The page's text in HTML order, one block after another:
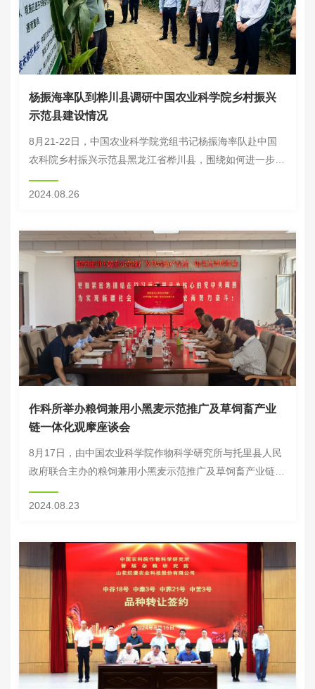
杨振海率队到桦川县调研中国农业科学院乡村振兴
示范县建设情况
8月21-22日，中国农业科学院党组书记杨振海率队赴中国
农科院乡村振兴示范县黑龙江省桦川县，围绕如何进一步深
化院地合作，有力有效科技支撑乡村产业振兴开展实地调研
与交流座谈。中国农科院成果转化局局长彭文...
2024.08.26
作科所举办粮饲兼用小黑麦示范推广及草饲畜产业
链一体化观摩座谈会
8月17日，由中国农业科学院作物科学研究所与托里县人民
政府联合主办的粮饲兼用小黑麦示范推广及草饲畜产业链一
体化观摩座谈会在新疆塔城地区托里县召开。会议旨在促进
小黑麦种质创新与推广，推动草饲畜产业提质增...
2024.08.23